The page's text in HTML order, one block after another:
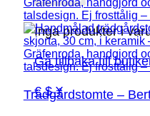
Inga produkter i
Gå tillbaka till
€ $ ¥
Trädgårdstomte –